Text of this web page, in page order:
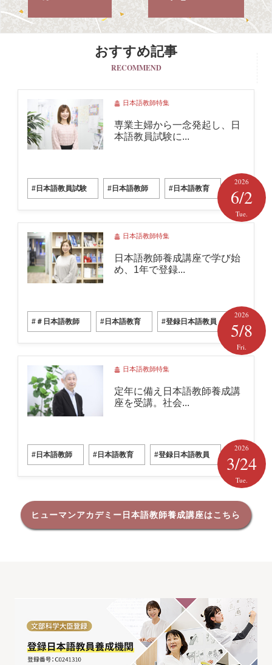
おすすめ記事
RECOMMEND
日本語教師特集
専業主婦から一念発起し、日
本語教員試験に...
#日本語教員試験 #日本語教師 #日本語教育
2026
6/2
Tue.
日本語教師特集
日本語教師養成講座で学び始
め、1年で登録...
#＃日本語教師 #日本語教育 #登録日本語教員
2026
5/8
Fri.
日本語教師特集
定年に備え日本語教師養成講
座を受講。社会...
#日本語教師 #日本語教育 #登録日本語教員
2026
3/24
Tue.
ヒューマンアカデミー日本語教師養成講座はこちら